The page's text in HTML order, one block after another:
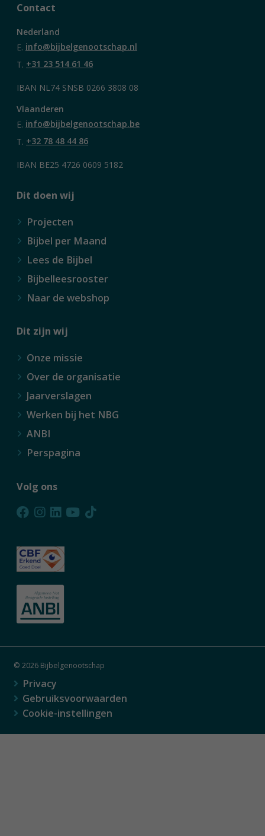
Contact
Nederland
E. info@bijbelgenootschap.nl
T. +31 23 514 61 46
IBAN NL74 SNSB 0266 3808 08
Vlaanderen
E. info@bijbelgenootschap.be
T. +32 78 48 44 86
IBAN BE25 4726 0609 5182
Dit doen wij
Projecten
Bijbel per Maand
Lees de Bijbel
Bijbelleesrooster
Naar de webshop
Dit zijn wij
Onze missie
Over de organisatie
Jaarverslagen
Werken bij het NBG
ANBI
Perspagina
Volg ons
© 2026 Bijbelgenootschap
Privacy
Gebruiksvoorwaarden
Cookie-instellingen